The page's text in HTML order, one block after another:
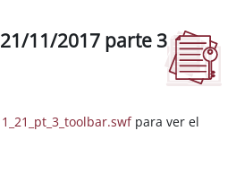
11/2017 parte 3
para ver el